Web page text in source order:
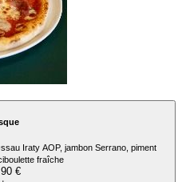
Iraty AOP, jambon Serrano, piment
fraîche
€